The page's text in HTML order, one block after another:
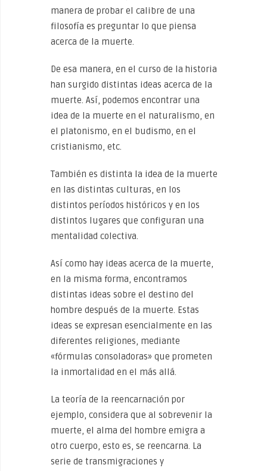
manera de probar el calibre de una
filosofía es preguntar lo que piensa
acerca de la muerte.
De esa manera, en el curso de la historia
han surgido distintas ideas acerca de la
muerte. Así, podemos encontrar una
idea de la muerte en el naturalismo, en
el platonismo, en el budismo, en el
cristianismo, etc.
También es distinta la idea de la muerte
en las distintas culturas, en los
distintos períodos históricos y en los
distintos lugares que configuran una
mentalidad colectiva.
Así como hay ideas acerca de la muerte,
en la misma forma, encontramos
distintas ideas sobre el destino del
hombre después de la muerte. Estas
ideas se expresan esencialmente en las
diferentes religiones, mediante
«fórmulas consoladoras» que prometen
la inmortalidad en el más allá.
La teoría de la reencarnación por
ejemplo, considera que al sobrevenir la
muerte, el alma del hombre emigra a
otro cuerpo, esto es, se reencarna. La
serie de transmigraciones y